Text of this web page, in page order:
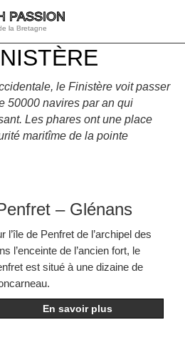
PASSION
la Bretagne
le Finistère voit passer
50000 navires par an qui
Les phares ont une place
maritîme de la pointe
– Glénans
l’île de Penfret de l’archipel des
l’enceinte de l’ancien fort, le
est situé à une dizaine de
En savoir plus
PASSION
la Bretagne